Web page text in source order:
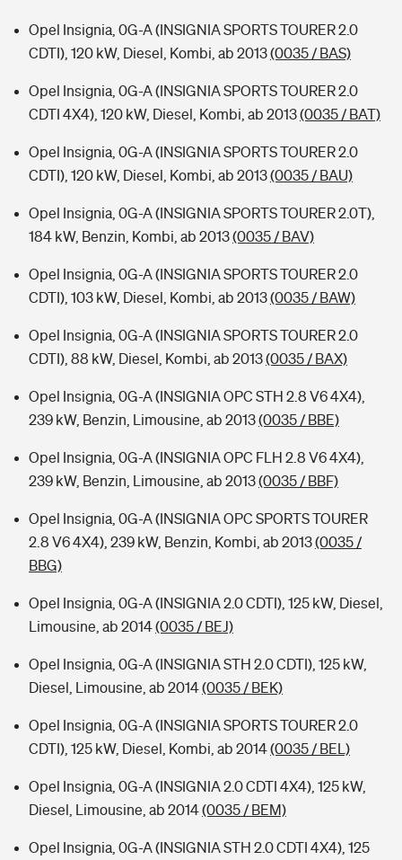
Opel Insignia, 0G-A (INSIGNIA SPORTS TOURER 2.0
CDTI), 120 kW, Diesel, Kombi, ab 2013(0035 / BAS)
Opel Insignia, 0G-A (INSIGNIA SPORTS TOURER 2.0
CDTI 4X4), 120 kW, Diesel, Kombi, ab 2013(0035 / BAT)
Opel Insignia, 0G-A (INSIGNIA SPORTS TOURER 2.0
CDTI), 120 kW, Diesel, Kombi, ab 2013(0035 / BAU)
Opel Insignia, 0G-A (INSIGNIA SPORTS TOURER 2.0T),
184 kW, Benzin, Kombi, ab 2013(0035 / BAV)
Opel Insignia, 0G-A (INSIGNIA SPORTS TOURER 2.0
CDTI), 103 kW, Diesel, Kombi, ab 2013(0035 / BAW)
Opel Insignia, 0G-A (INSIGNIA SPORTS TOURER 2.0
CDTI), 88 kW, Diesel, Kombi, ab 2013(0035 / BAX)
Opel Insignia, 0G-A (INSIGNIA OPC STH 2.8 V6 4X4),
239 kW, Benzin, Limousine, ab 2013(0035 / BBE)
Opel Insignia, 0G-A (INSIGNIA OPC FLH 2.8 V6 4X4),
239 kW, Benzin, Limousine, ab 2013(0035 / BBF)
Opel Insignia, 0G-A (INSIGNIA OPC SPORTS TOURER
2.8 V6 4X4), 239 kW, Benzin, Kombi, ab 2013(0035 /
BBG)
Opel Insignia, 0G-A (INSIGNIA 2.0 CDTI), 125 kW, Diesel,
Limousine, ab 2014(0035 / BEJ)
Opel Insignia, 0G-A (INSIGNIA STH 2.0 CDTI), 125 kW,
Diesel, Limousine, ab 2014(0035 / BEK)
Opel Insignia, 0G-A (INSIGNIA SPORTS TOURER 2.0
CDTI), 125 kW, Diesel, Kombi, ab 2014(0035 / BEL)
Opel Insignia, 0G-A (INSIGNIA 2.0 CDTI 4X4), 125 kW,
Diesel, Limousine, ab 2014(0035 / BEM)
Opel Insignia, 0G-A (INSIGNIA STH 2.0 CDTI 4X4), 125